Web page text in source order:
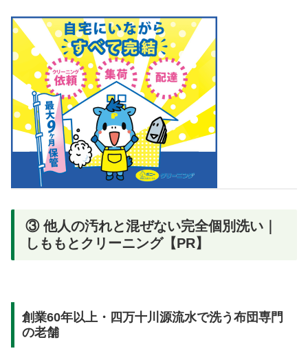
③ 他人の汚れと混ぜない完全個別洗い｜
しももとクリーニング【PR】
創業60年以上・四万十川源流水で洗う布団専門
の老舗